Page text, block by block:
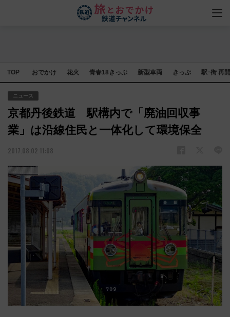
TOP おでかけ 花火 青春18きっぷ 新型車両 きっぷ 駅･街 再
ニュース
京都丹後鉄道 駅構内で「廃油回収事
業」は沿線住民と一体化して環境保全
2017.08.02 11:08